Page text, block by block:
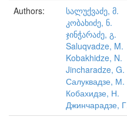
Authors:
სალუქვაძე, მ.
კობახიძე, ნ.
ჯინჭარაძე, გ.
Saluqvadze, M.
Kobakhidze, N.
Jincharadze, G.
Салуквадзе, М.
Кобахидзе, Н.
Джинчарадзе,